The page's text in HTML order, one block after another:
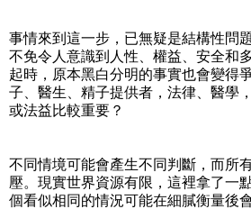
事情來到這一步，已無疑是結構性問
不免令人意識到人性、權益、安全和
起時，原本黑白分明的事實也會變得
子、醫生、精子提供者，法律、醫學
或法益比較重要？
不同情境可能會產生不同判斷，而所
壓。現實世界資源有限，這裡拿了一
個看似相同的情況可能在細膩衡量後